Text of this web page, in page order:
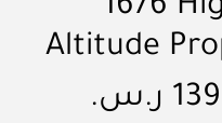
1676
Altitude